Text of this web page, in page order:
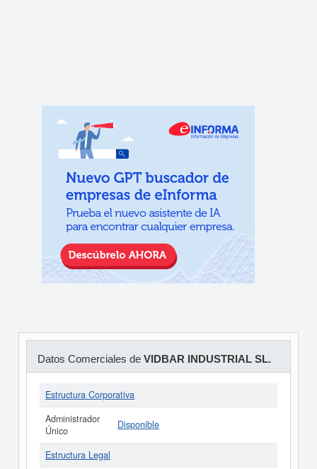
Datos Comerciales de VIDBAR INDUSTRIAL SL.
Estructura Corporativa
Administrador
Único
Disponible
Estructura Legal